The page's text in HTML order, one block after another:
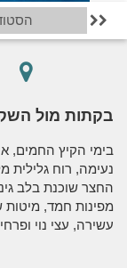

בקתות מול
בימי הקיץ החמים,
נעימה, רוח גלילית
החצר שוכנת בלב
מפינות חמד, מיטות
עשירה, עצי נוי